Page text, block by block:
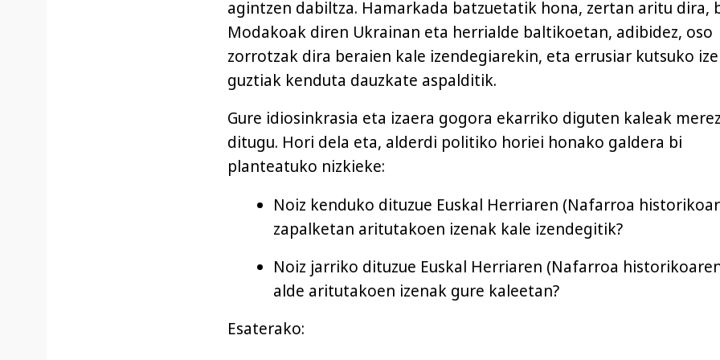
agintzen dabiltza. Hamarkada batzuetatik hona, zertan aritu dira,
Modakoak diren Ukrainan eta herrialde baltikoetan, adibidez, oso
zorrotzak dira beraien kale izendegiarekin, eta errusiar kutsuko
guztiak kenduta dauzkate aspalditik.
Gure idiosinkrasia eta izaera gogora ekarriko diguten kaleak
ditugu. Hori dela eta, alderdi politiko horiei honako galdera bi
planteatuko nizkieke:
Noiz kenduko dituzue Euskal Herriaren (Nafarroa
zapalketan aritutakoen izenak kale izendegitik?
Noiz jarriko dituzue Euskal Herriaren (Nafarroa
alde aritutakoen izenak gure kaleetan?
Esaterako: